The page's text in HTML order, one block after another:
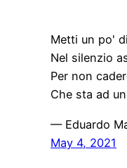
Metti un po'
Nel silenzio
Per non
Che sta ad
— Eduardo
May 4, 2021